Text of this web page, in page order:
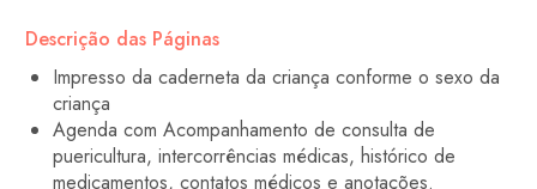
Descrição das Páginas
Impresso da caderneta da criança conforme o sexo da
criança
Agenda com Acompanhamento de consulta de
puericultura, intercorrências médicas, histórico de
medicamentos, contatos médicos e anotações.